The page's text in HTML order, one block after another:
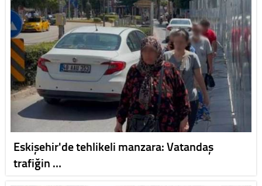
Eskişehir'de tehlikeli manzara: Vatandaş
trafiğin …